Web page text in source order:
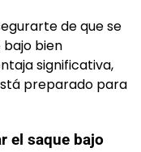
de que se
bajo bien
significativa,
preparado para
el saque bajo